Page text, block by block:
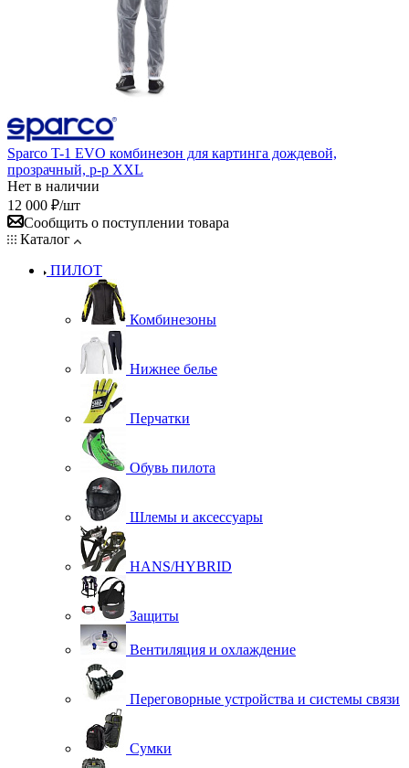
Sparco T-1 EVO комбинезон для картинга дождевой,
прозрачный, р-р XXL
Нет в наличии
12 000 ₽/шт
Сообщить о поступлении товара
Каталог
ПИЛОТ
Комбинезоны
Нижнее белье
Перчатки
Обувь пилота
Шлемы и аксессуары
HANS/HYBRID
Защиты
Вентиляция и охлаждение
Переговорные устройства и системы связи
Сумки